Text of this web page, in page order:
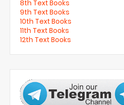
8th Text Books
9th Text Books
10th Text Books
11th Text Books
12th Text Books